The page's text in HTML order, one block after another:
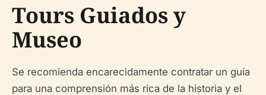
Tours Guiados y
Museo
Se recomienda encarecidamente contratar un guía
para una comprensión más rica de la historia y el